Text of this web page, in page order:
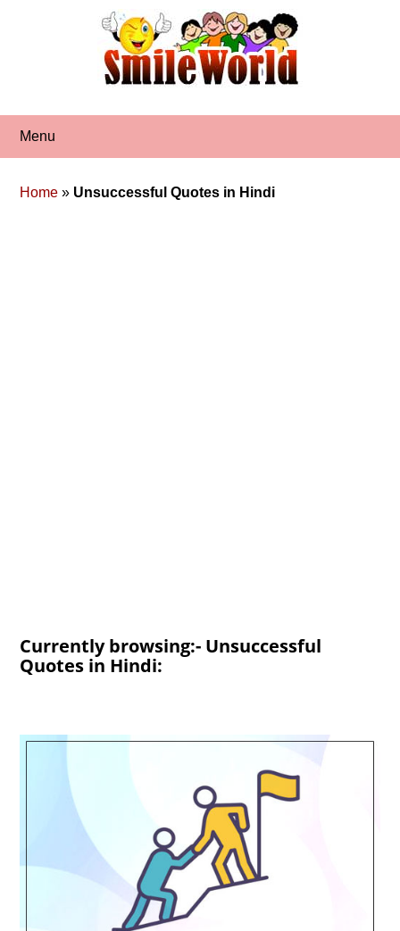
Menu
Home » Unsuccessful Quotes in Hindi
Currently browsing:- Unsuccessful
Quotes in Hindi: